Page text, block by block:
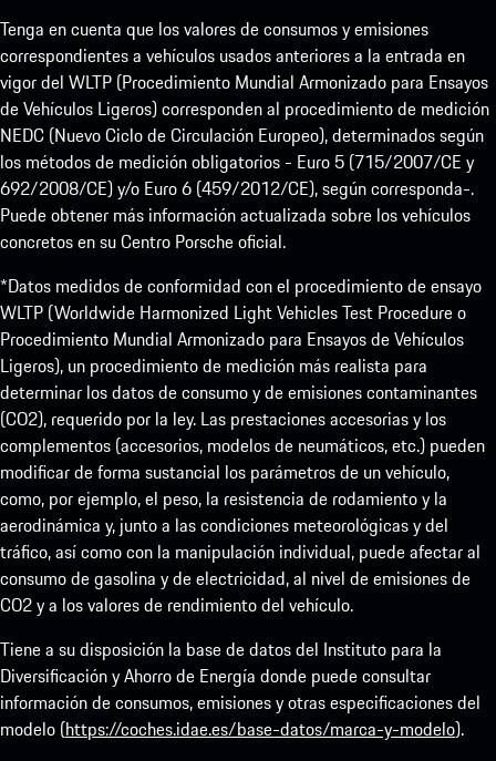
Tenga en cuenta que los valores de consumos y emisiones
correspondientes a vehículos usados anteriores a la entrada en
vigor del WLTP (Procedimiento Mundial Armonizado para Ensayos
de Vehículos Ligeros) corresponden al procedimiento de medición
NEDC (Nuevo Ciclo de Circulación Europeo), determinados según
los métodos de medición obligatorios - Euro 5 (715/2007/CE y
692/2008/CE) y/o Euro 6 (459/2012/CE), según corresponda-.
Puede obtener más información actualizada sobre los vehículos
concretos en su Centro Porsche oficial.
*Datos medidos de conformidad con el procedimiento de ensayo
WLTP (Worldwide Harmonized Light Vehicles Test Procedure o
Procedimiento Mundial Armonizado para Ensayos de Vehículos
Ligeros), un procedimiento de medición más realista para
determinar los datos de consumo y de emisiones contaminantes
(CO2), requerido por la ley. Las prestaciones accesorias y los
complementos (accesorios, modelos de neumáticos, etc.) pueden
modificar de forma sustancial los parámetros de un vehículo,
como, por ejemplo, el peso, la resistencia de rodamiento y la
aerodinámica y, junto a las condiciones meteorológicas y del
tráfico, así como con la manipulación individual, puede afectar al
consumo de gasolina y de electricidad, al nivel de emisiones de
CO2 y a los valores de rendimiento del vehículo.
Tiene a su disposición la base de datos del Instituto para la
Diversificación y Ahorro de Energía donde puede consultar
información de consumos, emisiones y otras especificaciones del
modelo (https://coches.idae.es/base-datos/marca-y-modelo).